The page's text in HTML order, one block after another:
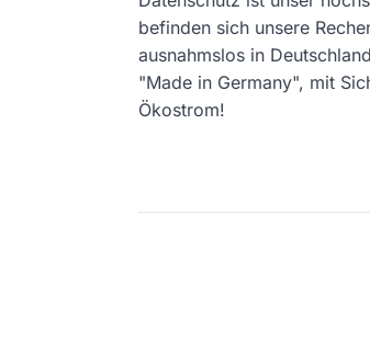
befinden sich unsere
ausnahmslos in
"Made in Germany", mit
Ökostrom!